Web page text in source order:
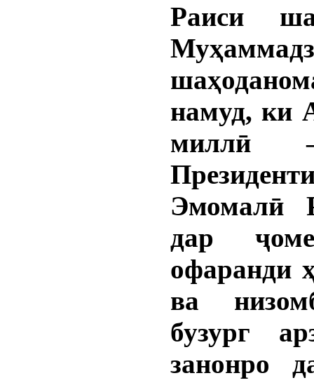
Раиси
намуд, ки
миллӣ
Эмомалӣ
дар
офаранди
ва
бузург
занонро